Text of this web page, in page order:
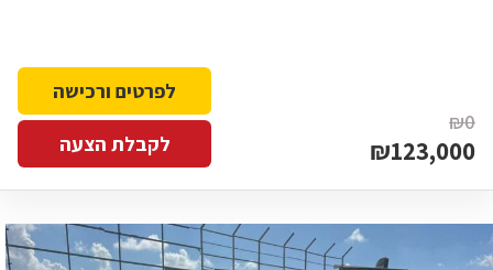
₪0
₪123,000
לפרטים ורכישה
לקבלת הצעה